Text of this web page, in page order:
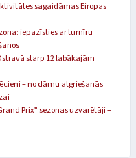
sagaidāmas Eiropas
iepazīsties ar turnīru
starp 12 labākajām
– no dāmu atgriešanās
Prix” sezonas uzvarētāji –